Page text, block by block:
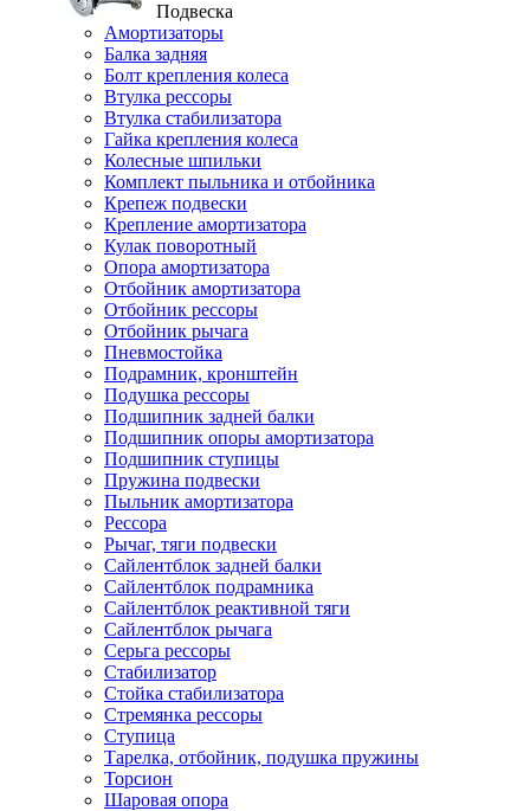
Подвеска
Амортизаторы
Балка задняя
Болт крепления колеса
Втулка рессоры
Втулка стабилизатора
Гайка крепления колеса
Колесные шпильки
Комплект пыльника и отбойника
Крепеж подвески
Крепление амортизатора
Кулак поворотный
Опора амортизатора
Отбойник амортизатора
Отбойник рессоры
Отбойник рычага
Пневмостойка
Подрамник, кронштейн
Подушка рессоры
Подшипник задней балки
Подшипник опоры амортизатора
Подшипник ступицы
Пружина подвески
Пыльник амортизатора
Рессора
Рычаг, тяги подвески
Сайлентблок задней балки
Сайлентблок подрамника
Сайлентблок реактивной тяги
Сайлентблок рычага
Серьга рессоры
Стабилизатор
Стойка стабилизатора
Стремянка рессоры
Ступица
Тарелка, отбойник, подушка пружины
Торсион
Шаровая опора